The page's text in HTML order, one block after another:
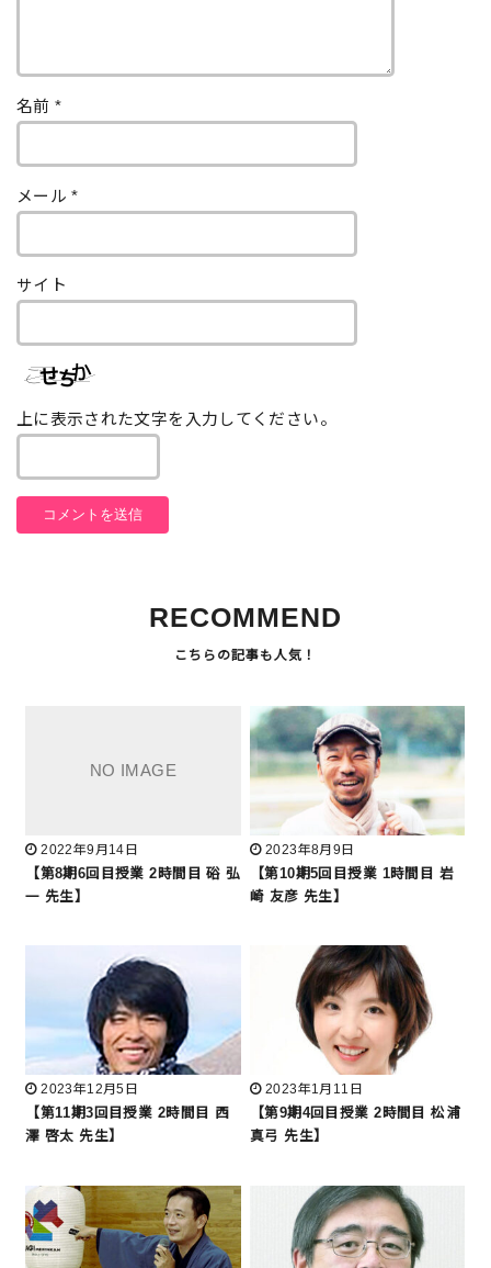
名前 *
メール*
サイト
上に表示された文字を入力してください。
RECOMMEND
2022年9月14日
【第8期6回目授業 2時間目 硲 弘
一 先生】
2023年8月9日
【第10期5回目授業 1時間目 岩
崎 友彦 先生】
2023年12月5日
【第11期3回目授業 2時間目 西
澤 啓太 先生】
2023年1月11日
【第9期4回目授業 2時間目 松浦
真弓 先生】